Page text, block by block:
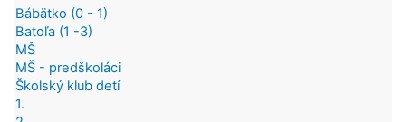
Bábätko (0 - 1)
Batoľa (1 -3)
MŠ
MŠ - predškoláci
Školský klub detí
1.